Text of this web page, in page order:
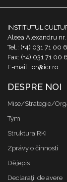
INSTITUTUL
Aleea Alexandru
Tel.: (+4) 031 71 00
Fax: (+4) 031 71 00
E-mail: icr@icr.ro
DESPRE NOI
Mise/Strategie/
Tým
Struktura RKI
Zprávy o činnosti
Dějepis
Declaraţii de avere